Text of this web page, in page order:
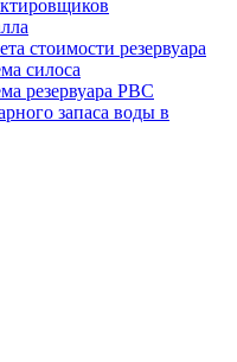
стоимости резервуара
силоса
резервуара РВС
запаса воды в